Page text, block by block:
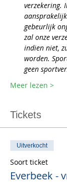
verzekering.
gebeurlijk
zal onze
indien niet,
worden.
geen
Meer lezen >
Tickets
Uitverkocht
Soort ticket
Everbeek -